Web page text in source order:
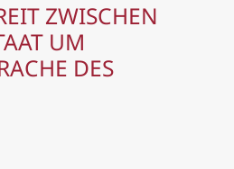
ZWISCHEN
UM
DES